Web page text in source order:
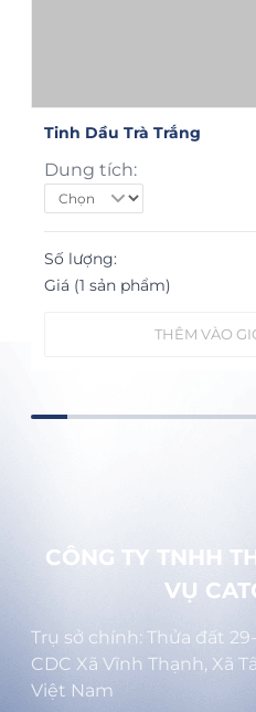
Tinh Dầu Trà Trắng
Dung tích:
Số lượng:
Giá (1 sản phẩm)
THÊM VÀO
CÔNG TY TNHH
VỤ
Trụ sở chính: Thửa đất
CDC Xã Vĩnh Thạnh, Xã
Việt Nam